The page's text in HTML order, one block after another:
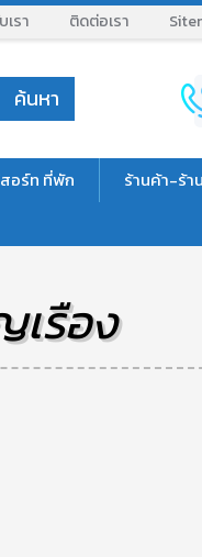
เรา ติดต่อเรา
อร์ท ที่พัก ร้านค้า-ร้า
เรือง